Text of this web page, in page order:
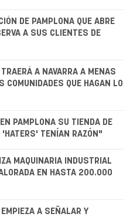
DE PAMPLONA QUE ABRE
A SUS CLIENTES DE
A NAVARRA A MENAS
COMUNIDADES QUE HAGAN LO
PAMPLONA SU TIENDA DE
TENÍAN RAZÓN"
MAQUINARIA INDUSTRIAL
EN HASTA 200.000
EMPIEZA A SEÑALAR Y